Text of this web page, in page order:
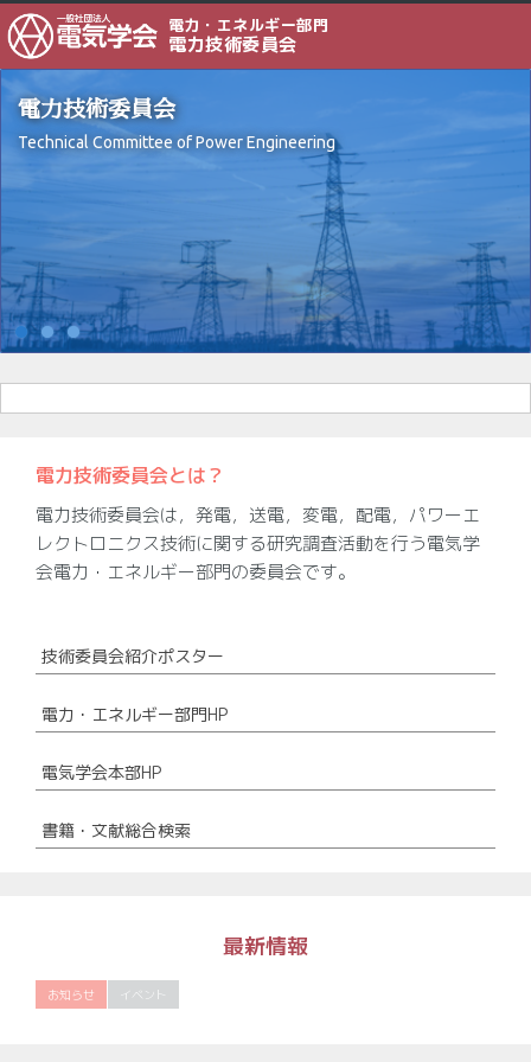
電力・エネルギー部門
電力技術委員会
電力技術委員会
Technical Committee of Power Engineering
電力技術委員会とは？
電力技術委員会は，発電，送電，変電，配電，パワーエ
レクトロニクス技術に関する研究調査活動を行う電気学
会電力・エネルギー部門の委員会です。
技術委員会紹介ポスター
電力・エネルギー部門HP
電気学会本部HP
書籍・文献総合検索
最新情報
お知らせ イベント